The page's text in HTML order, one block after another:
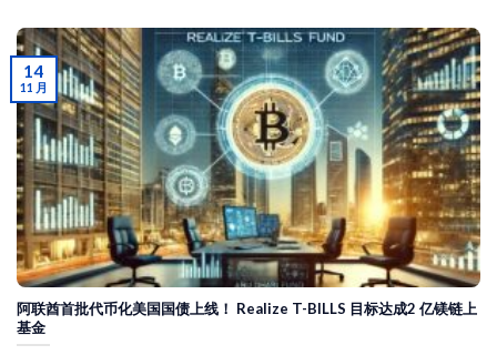
阿联酋首批代币化美国国债上线！ Realize T-BILLS 目标达成2 亿镁链上
基金
14
11 月